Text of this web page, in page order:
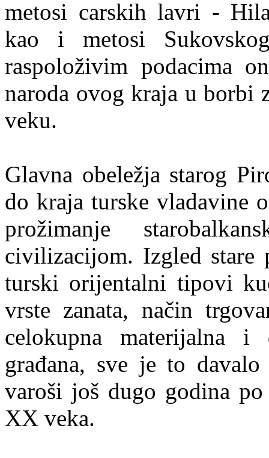
metosi carskih lavri -
kao i metosi
raspoloživim podacima
naroda ovog kraja u borbi
veku.
Glavna obeležja starog
do kraja turske vladavine
prožimanje
civilizacijom. Izgled stare
turski orijentalni tipovi
vrste zanata, način
celokupna materijalna
građana, sve je to
varoši još dugo godina
XX veka.